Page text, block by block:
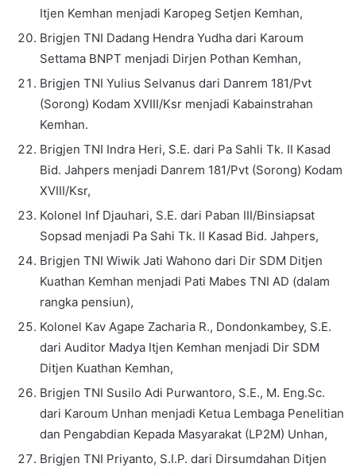
Itjen Kemhan menjadi Karopeg Setjen Kemhan,
Brigjen TNI Dadang Hendra Yudha dari Karoum
Settama BNPT menjadi Dirjen Pothan Kemhan,
Brigjen TNI Yulius Selvanus dari Danrem 181/Pvt
(Sorong) Kodam XVIII/Ksr menjadi Kabainstrahan
Kemhan.
Brigjen TNI Indra Heri, S.E. dari Pa Sahli Tk. II Kasad
Bid. Jahpers menjadi Danrem 181/Pvt (Sorong) Kodam
XVIII/Ksr,
Kolonel Inf Djauhari, S.E. dari Paban III/Binsiapsat
Sopsad menjadi Pa Sahi Tk. II Kasad Bid. Jahpers,
Brigjen TNI Wiwik Jati Wahono dari Dir SDM Ditjen
Kuathan Kemhan menjadi Pati Mabes TNI AD (dalam
rangka pensiun),
Kolonel Kav Agape Zacharia R., Dondonkambey, S.E.
dari Auditor Madya Itjen Kemhan menjadi Dir SDM
Ditjen Kuathan Kemhan,
Brigjen TNI Susilo Adi Purwantoro, S.E., M. Eng.Sc.
dari Karoum Unhan menjadi Ketua Lembaga Penelitian
dan Pengabdian Kepada Masyarakat (LP2M) Unhan,
Brigjen TNI Priyanto, S.I.P. dari Dirsumdahan Ditjen